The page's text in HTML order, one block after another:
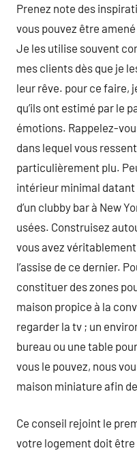
Prenez note des
vous pouvez être
Je les utilise souvent
mes clients dès que je
leur rêve. pour ce faire,
qu’ils ont estimé par le
émotions. Rappelez-
dans lequel vous
particulièrement plu.
intérieur minimal datant
d’un clubby bar à New
usées. Construisez
vous avez véritablement
l’assise de ce dernier.
constituer des zones
maison propice à la
regarder la tv ; un
bureau ou une table
vous le pouvez, nous
maison miniature afin
Ce conseil rejoint le
votre logement doit être